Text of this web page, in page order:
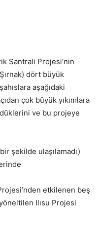
Santrali Projesi’nin
dört büyük
aşağıdaki
çok büyük yıkımlara
ve bu projeye
şekilde ulaşılamadı)
etkilenen beş
Ilısu Projesi